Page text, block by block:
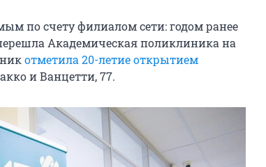
по счету филиалом сети: годом ранее
Академическая поликлиника на
отметила 20-летие открытием
и Ванцетти, 77.